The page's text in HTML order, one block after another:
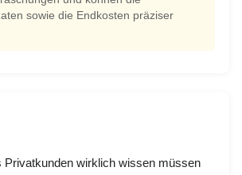
sowie die Endkosten präziser
Privatkunden wirklich wissen müssen